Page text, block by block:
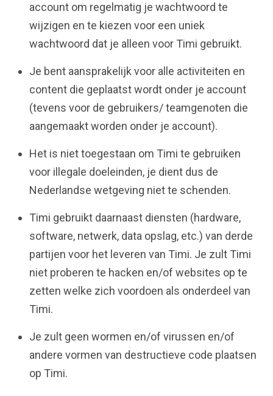
account om regelmatig je wachtwoord te
wijzigen en te kiezen voor een uniek
wachtwoord dat je alleen voor Timi gebruikt.
Je bent aansprakelijk voor alle activiteiten en
content die geplaatst wordt onder je account
(tevens voor de gebruikers/ teamgenoten die
aangemaakt worden onder je account).
Het is niet toegestaan om Timi te gebruiken
voor illegale doeleinden, je dient dus de
Nederlandse wetgeving niet te schenden.
Timi gebruikt daarnaast diensten (hardware,
software, netwerk, data opslag, etc.) van derde
partijen voor het leveren van Timi. Je zult Timi
niet proberen te hacken en/of websites op te
zetten welke zich voordoen als onderdeel van
Timi.
Je zult geen wormen en/of virussen en/of
andere vormen van destructieve code plaatsen
op Timi.